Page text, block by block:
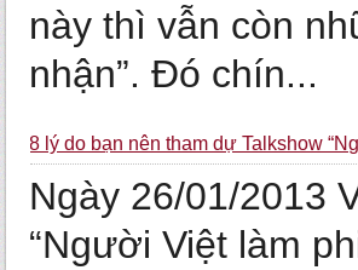
này thì vẫn còn
nhận”. Đó chín...
8 lý do bạn nên tham dự Talkshow
Ngày 26/01/2013
“Người Việt làm